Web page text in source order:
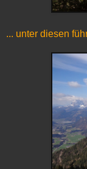
... unter diesen